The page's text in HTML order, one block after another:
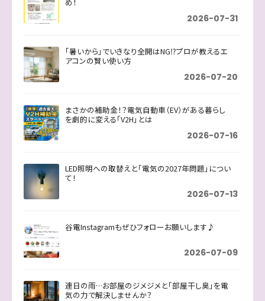
2026-07-31
「暑いから」でいきなり全開はNG⁉プロが教えるエ
アコンの賢い使い方
2026-07-20
まさかの補助金！？電気自動車（EV）がある暮らし
を劇的に変える「V2H」とは
2026-07-16
LED照明への取替えと「電気の2027年問題」につい
て！
2026-07-13
谷電Instagramもぜひフォローお願いします♪
2026-07-09
連日の雨…お部屋のジメジメと「部屋干し臭」を電
気の力で解決しませんか？